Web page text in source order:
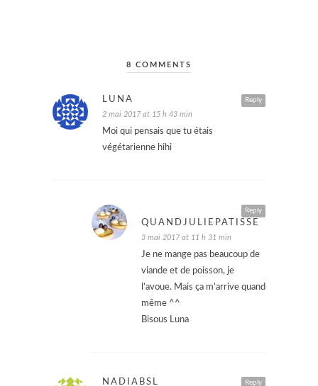
8 COMMENTS
Reply
LUNA
2 mai 2017 at 15 h 43 min
Moi qui pensais que tu étais
végétarienne hihi
Reply
QUANDJULIEPATISSE
3 mai 2017 at 11 h 31 min
Je ne mange pas beaucoup de
viande et de poisson, je
l’avoue. Mais ça m’arrive quand
même ^^
Bisous Luna
Reply
NADIABSL